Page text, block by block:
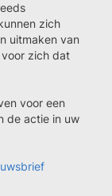
zich
uitmaken van
zich dat
voor een
de actie in uw